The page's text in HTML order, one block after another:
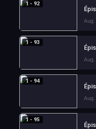
1 - 92
Aug.
1 - 93
Aug.
1 - 94
Aug.
1 - 95